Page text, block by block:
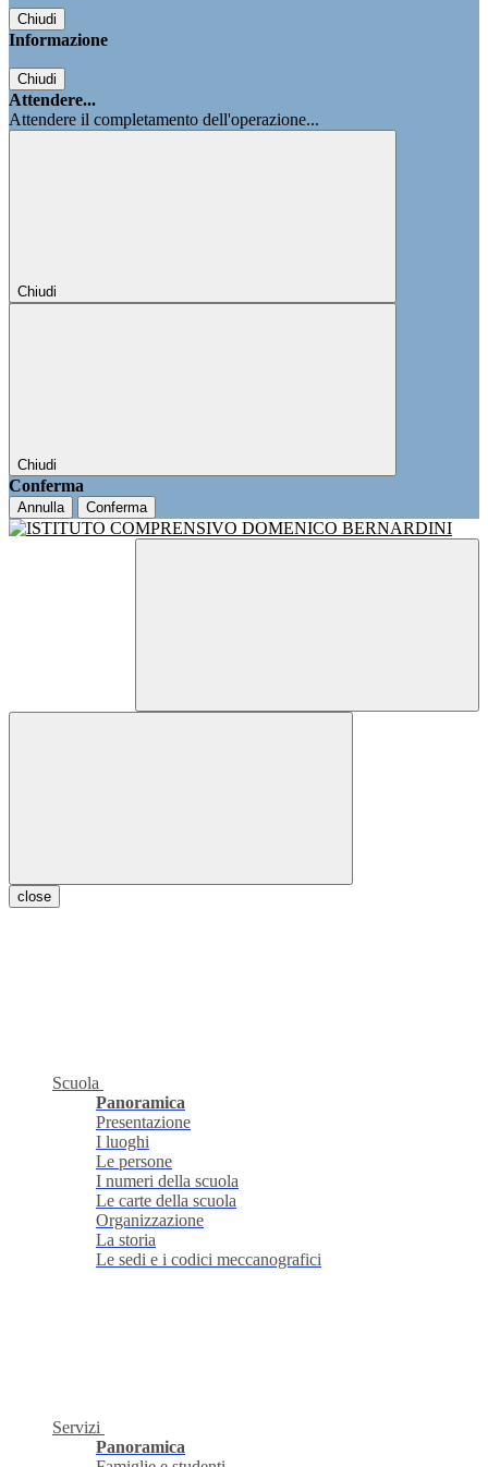
Chiudi
Informazione
Chiudi
Attendere...
Attendere il completamento dell'operazione...
Chiudi
Chiudi
Conferma
Annulla Conferma
close
Scuola
Panoramica
Presentazione
I luoghi
Le persone
I numeri della scuola
Le carte della scuola
Organizzazione
La storia
Le sedi e i codici meccanografici
Servizi
Panoramica